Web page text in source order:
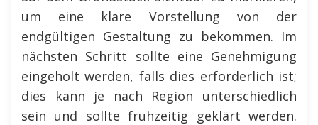
um eine klare Vorstellung von der
endgültigen Gestaltung zu bekommen. Im
nächsten Schritt sollte eine Genehmigung
eingeholt werden, falls dies erforderlich ist;
dies kann je nach Region unterschiedlich
sein und sollte frühzeitig geklärt werden.